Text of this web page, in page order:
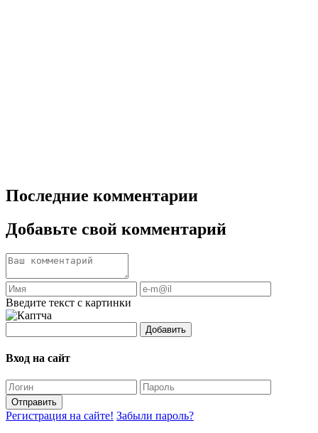
Последние комментарии
Добавьте свой комментарий
Введите текст с картинки
Добавить
Вход на сайт
Отправить
Регистрация на сайте! Забыли пароль?